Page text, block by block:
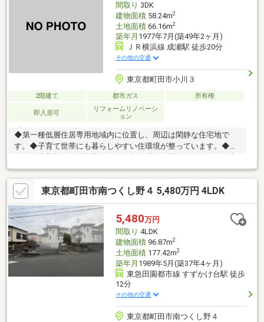
間取り 3DK
建物面積58.24m2
土地面積66.16m2
築年月 1977年7月(築49年2ヶ月)
ＪＲ横浜線 成瀬駅 徒歩20分
その他の交通
東京都町田市小川３
2階建て 都市ガス 所有権
即入居可
リフォームリノベーシ
ョン
◆第一種低層住居専用地域内に位置し、周辺は閑静な住宅地で
す。◆子育て世帯にも暮らしやすい住環境が整っています。◆Ｄ
リフォームを前提とした住まい探し、建て替えなどもご検討可能
です。◆北側前面道路幅員は約６ｍでゆとりある広さ。◆２０２
３年１０月に給湯器交換済。◆空家につき、ゆっくりとご内覧で
きます。◆即引渡し可能です。詳しくはお気軽にお問い合わせく
ださい。【周辺環境】▼ローソン町田金森四丁目店まで３３０ｍ
（徒歩５分）▼マツモトキヨシ三和小川店まで４３０ｍ（徒歩６
分）▼町田市立小川小学校まで３３０ｍ（徒歩５分）
東京都町田市南つくし野４ 5,480万円 4LDK
5,480万円
間取り 4LDK
建物面積96.87m2
土地面積177.42m2
築年月 1989年5月(築37年4ヶ月)
東急田園都市線 すずかけ台駅 徒歩
12分
その他の交通
東京都町田市南つくし野４